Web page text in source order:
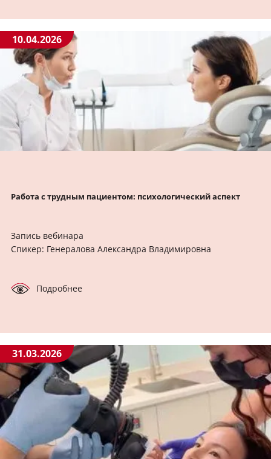
10.04.2026
Работа с трудным пациентом: психологический аспект
Запись вебинара
Спикер: Генералова Александра Владимировна
Подробнее
31.03.2026